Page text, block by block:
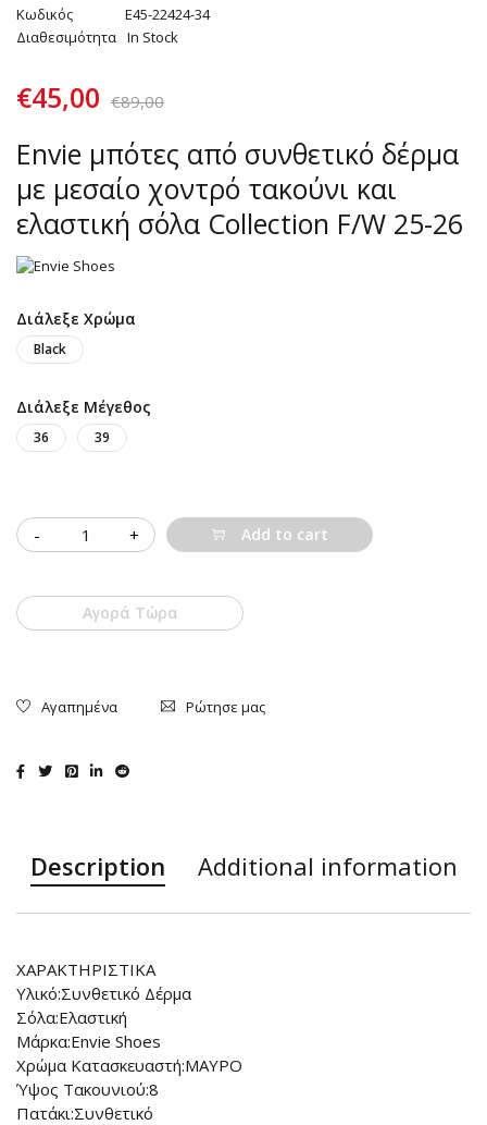
Κωδικός
E45-22424-34
Διαθεσιμότητα In Stock
€89,00
€45,00
Envie μπότες από συνθετικό δέρμα
με μεσαίο χοντρό τακούνι και
ελαστική σόλα Collection F/W 25-26
Διάλεξε Χρώμα
Black
Διάλεξε Μέγεθος
36 39
Add to cart
Αγορά Τώρα
Ρώτησε μας
Description Additional information
ΧΑΡΑΚΤΗΡΙΣΤΙΚΑ
Υλικό:Συνθετικό Δέρμα
Σόλα:Ελαστική
Μάρκα:Envie Shoes
Χρώμα Κατασκευαστή:ΜΑΥΡΟ
Ύψος Τακουνιού:8
Πατάκι:Συνθετικό